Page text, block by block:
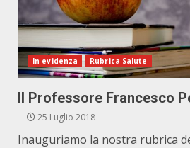
In evidenza Rubrica Salute
Il Professore Francesco
25 Luglio 2018
Inauguriamo la nostra rubrica